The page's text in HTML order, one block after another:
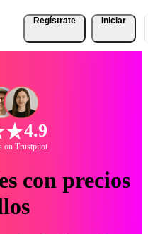
Regístrate Iniciar
4.9
on Trustpilot
con precios